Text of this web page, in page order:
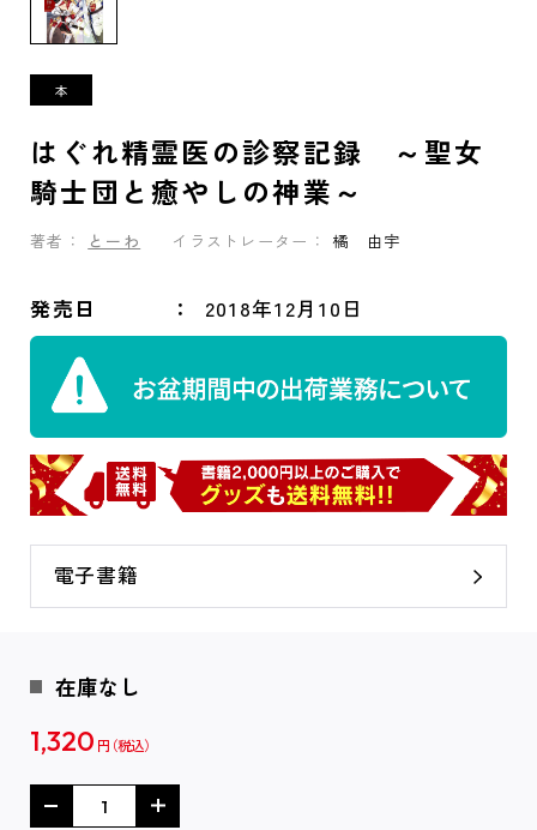
はぐれ精霊医の診察記録 ～聖女
騎士団と癒やしの神業～
著者： とーわ イラストレーター： 橘 由宇
発売日 2018年12月10日
電子書籍
在庫なし
1,320 円